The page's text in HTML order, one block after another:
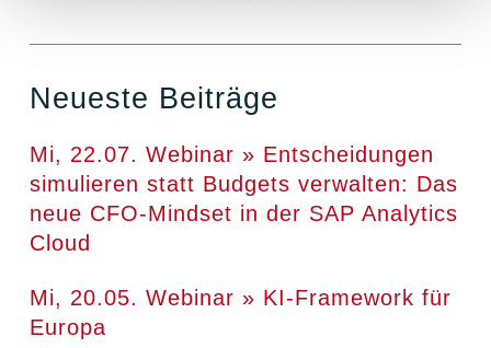
Neueste Beiträge
Mi, 22.07. Webinar » Entscheidungen
simulieren statt Budgets verwalten: Das
neue CFO-Mindset in der SAP Analytics
Cloud
Mi, 20.05. Webinar » KI-Framework für
Europa